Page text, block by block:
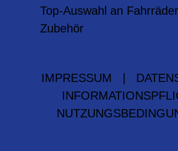
Top-Auswahl an
Zubehör
IMPRESSUM